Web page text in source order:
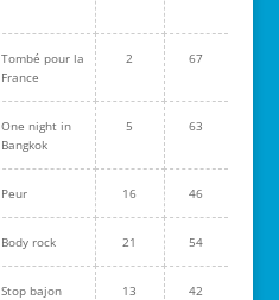
Tombé pour la
France
2 67
One night in
Bangkok
5 63
Peur 16 46
Body rock 21 54
Stop bajon 13 42